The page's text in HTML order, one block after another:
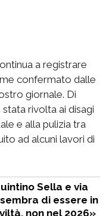
a registrare
confermato dalle
giornale. Di
rivolta ai disagi
e alla pulizia tra
ad alcuni lavori di
Sella e via
di essere in
non nel 2026»